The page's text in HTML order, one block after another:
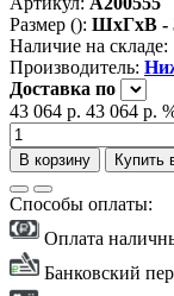
Размер (): ШxГxВ -
Наличие на складе:
Производитель:
Доставка по
43 064 р. 43 064 р.
В корзину Купить
Способы оплаты:
Оплата
Банковский